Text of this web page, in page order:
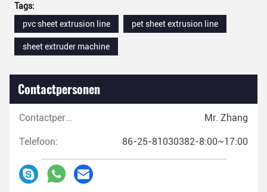
Tags:
pvc sheet extrusion line
pet sheet extrusion line
sheet extruder machine
Contactpersonen
Contactpersonen: Mr. Zhang
Telefoon: 86-25-81030382-8:00~17:00